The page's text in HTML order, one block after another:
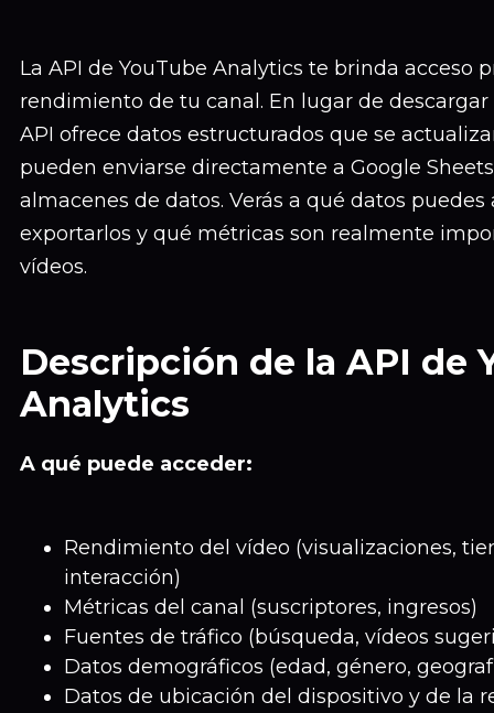
La API de YouTube Analytics te brinda acceso
rendimiento de tu canal. En lugar de
API ofrece datos estructurados que se
pueden enviarse directamente a Google
almacenes de datos. Verás a qué datos
exportarlos y qué métricas son realmente
vídeos.
Descripción de la API de
Analytics
A qué puede acceder:
Rendimiento del vídeo (visualizaciones,
interacción)
Métricas del canal (suscriptores, ingresos)
Fuentes de tráfico (búsqueda, vídeos
Datos demográficos (edad, género,
Datos de ubicación del dispositivo y de la